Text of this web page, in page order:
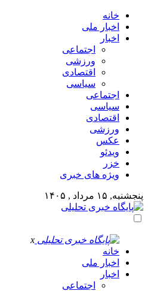
خانه
اخبار ملی
اخبار
اجتماعی
ورزشی
اقتصادی
سیاسی
اجتماعی
سیاسی
اقتصادی
ورزشی
عکس
ویدئو
خزر
ویژه های خبری
پنجشنبه, ۱۵ مرداد , ۱۴۰۵
x
خانه
اخبار ملی
اخبار
اجتماعی